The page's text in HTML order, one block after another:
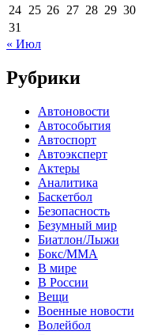
24 25 26 27 28 29 30
31
« Июл
Рубрики
Автоновости
Автособытия
Автоспорт
Автоэксперт
Актеры
Аналитика
Баскетбол
Безопасность
Безумный мир
Биатлон/Лыжи
Бокс/MMA
В мире
В России
Вещи
Военные новости
Волейбол